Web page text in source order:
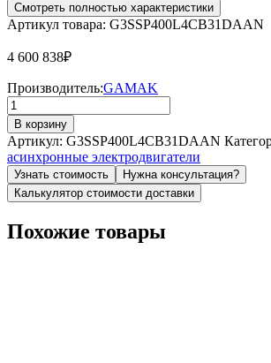
Смотреть полностью характеристики
Артикул товара: G3SSP400L4CB31DAAN
4 600 838₽
Производитель:GAMAK
Количество
товара
Электродвигатель
GMM3E
400
L
4c
(560
В корзину
Артикул: G3SSP400L4CB31DAAN
асинхронные электродвигатели
Узнать стоимость
Нужна консультация?
Калькулятор стоимости доставки
Похожие товары